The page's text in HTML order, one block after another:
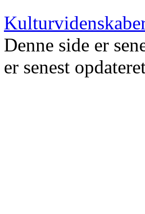
Denne side er
er senest